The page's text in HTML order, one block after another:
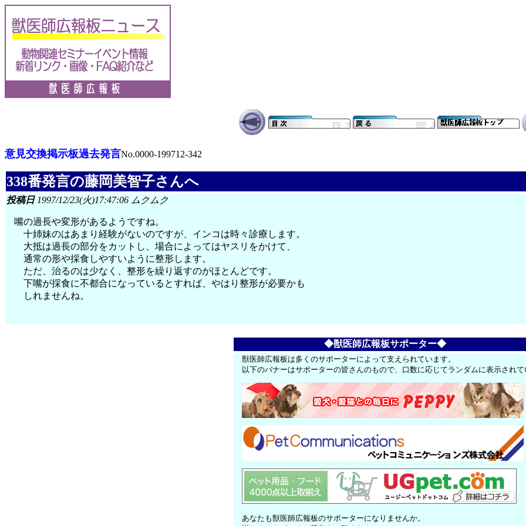
意見交換掲示板過去発言No.0000-199712-342
338番発言の藤岡美智子さんへ
投稿日1997/12/23(火)17:47:06 ムクムク
嘴の過長や変形があるようですね。
十姉妹のはあまり経験がないのですが、インコは時々診療します。
大抵は過長の部分をカットし、場合によってはヤスリをかけて、
通常の形や採食しやすいように整形します。
ただ、治るのは少なく、整形を繰り返すのがほとんどです。
下嘴が採食に不都合になっているとすれば、やはり整形が必要かも
しれませんね。
◆獣医師広報板サポーター◆
獣医師広報板は多くのサポーターによって支えられています。
以下のバナーはサポーターの皆さんのもので、口数に応じてランダムに表示され
あなたも獣医師広報板のサポーターになりませんか。